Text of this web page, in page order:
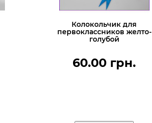
Колокольчик для
первоклассников желто-
голубой
60.00 грн.